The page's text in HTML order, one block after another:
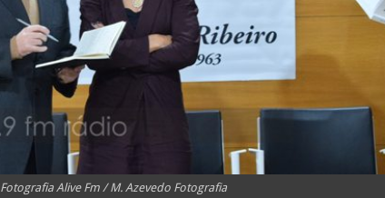
Fotografia Alive Fm / M. Azevedo Fotografia